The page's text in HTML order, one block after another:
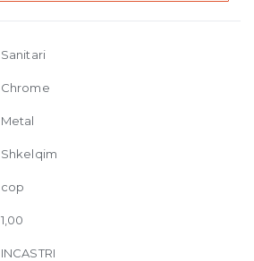
Sanitari
Chrome
Metal
Shkelqim
cop
1,00
INCASTRI